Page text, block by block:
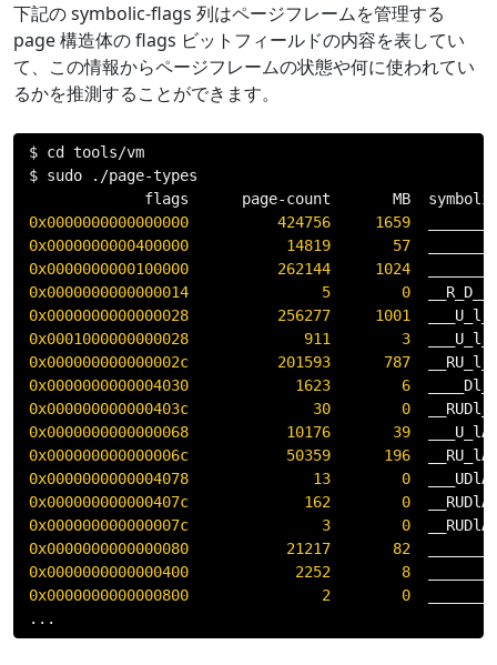
下記の symbolic-flags 列はページフレームを管理する
page 構造体の flags ビットフィールドの内容を表してい
て、この情報からページフレームの状態や何に使われてい
るかを推測することができます。
$ cd tools/vm
$ sudo
./page-types
             flags      page
-count       MB
0x0000000000000000
424756
1659
0x0000000000400000
14819
57
0x0000000000100000
262144
1024
0x0000000000000014
5 0
0x0000000000000028
256277 1001
0x0001000000000028
911 3
0x000000000000002c
201593 787
0x0000000000004030
1623 6
0x000000000000403c
30 0
0x0000000000000068
10176 39
0x000000000000006c
50359 196
0x0000000000004078
13 0
0x000000000000407c
162 0
0x000000000000007c
3 0
0x0000000000000080
21217
82
0x0000000000000400
2252
8
0x0000000000000800
2
0
...